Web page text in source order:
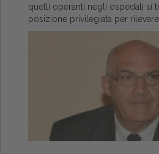
quelli operanti negli ospedali si
posizione privilegiata per rilevare...